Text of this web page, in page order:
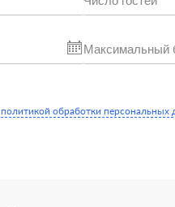
политикой обработки персональных